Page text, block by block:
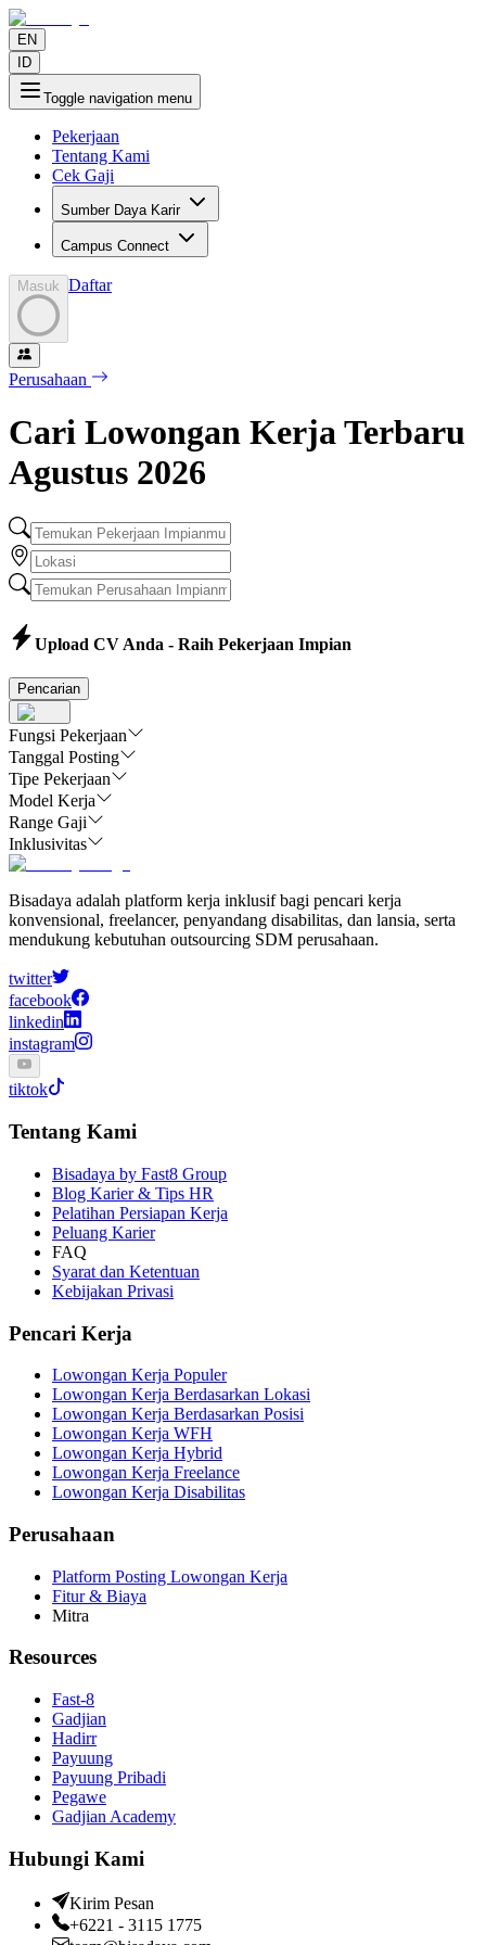
EN
ID
Toggle navigation menu
Pekerjaan
Tentang Kami
Cek Gaji
Sumber Daya Karir
Campus Connect
Masuk Daftar
Perusahaan
Cari Lowongan Kerja Terbaru
Agustus 2026
Upload CV Anda - Raih Pekerjaan Impian
Pencarian
Fungsi Pekerjaan
Tanggal Posting
Tipe Pekerjaan
Model Kerja
Range Gaji
Inklusivitas
Bisadaya adalah platform kerja inklusif bagi pencari kerja
konvensional, freelancer, penyandang disabilitas, dan lansia, serta
mendukung kebutuhan outsourcing SDM perusahaan.
twitter
facebook
linkedin
instagram
tiktok
Tentang Kami
Bisadaya by Fast8 Group
Blog Karier & Tips HR
Pelatihan Persiapan Kerja
Peluang Karier
FAQ
Syarat dan Ketentuan
Kebijakan Privasi
Pencari Kerja
Lowongan Kerja Populer
Lowongan Kerja Berdasarkan Lokasi
Lowongan Kerja Berdasarkan Posisi
Lowongan Kerja WFH
Lowongan Kerja Hybrid
Lowongan Kerja Freelance
Lowongan Kerja Disabilitas
Perusahaan
Platform Posting Lowongan Kerja
Fitur & Biaya
Mitra
Resources
Fast-8
Gadjian
Hadirr
Payuung
Payuung Pribadi
Pegawe
Gadjian Academy
Hubungi Kami
Kirim Pesan
+6221 - 3115 1775